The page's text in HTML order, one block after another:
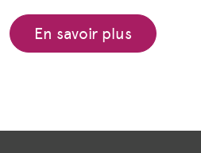
En savoir plus